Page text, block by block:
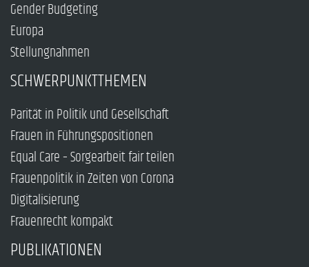
Gender Budgeting
Europa
Stellungnahmen
SCHWERPUNKTTHEMEN
Parität in Politik und Gesellschaft
Frauen in Führungspositionen
Equal Care – Sorgearbeit fair teilen
Frauenpolitik in Zeiten von Corona
Digitalisierung
Frauenrecht kompakt
PUBLIKATIONEN